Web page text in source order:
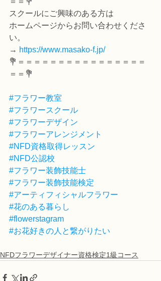
スクールにご興味のある方は
ホームページからお問い合わせくださ
い。
→ https://www.masako-f.jp/
💐＝＝＝＝＝＝＝＝＝＝＝＝＝＝＝＝
＝＝💐
#フラワー教室
#フラワースクール
#フラワーデザイン
#フラワーアレンジメント
#NFD資格取得レッスン
#NFD公認校
#フラワー装飾技能士
#フラワー装飾技能検定
#アーティフィシャルフラワー
#花のある暮らし
#flowerstagram
#お花好きの人と繋がりたい
NFDフラワーデザイナー資格検定1級コース